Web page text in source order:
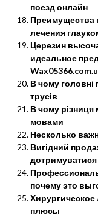
поезд онлайн
Преимущества
лечения
Церезин
идеальное
В чому головні
трусів
В чому різниця
мовами
Несколько
Вигідний
дотримуватися
почему это
плюсы